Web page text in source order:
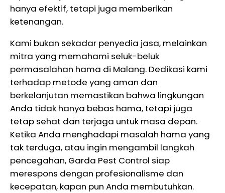
hanya efektif, tetapi juga memberikan
ketenangan.
Kami bukan sekadar penyedia jasa, melainkan
mitra yang memahami seluk-beluk
permasalahan hama di Malang. Dedikasi kami
terhadap metode yang aman dan
berkelanjutan memastikan bahwa lingkungan
Anda tidak hanya bebas hama, tetapi juga
tetap sehat dan terjaga untuk masa depan.
Ketika Anda menghadapi masalah hama yang
tak terduga, atau ingin mengambil langkah
pencegahan, Garda Pest Control siap
merespons dengan profesionalisme dan
kecepatan, kapan pun Anda membutuhkan.